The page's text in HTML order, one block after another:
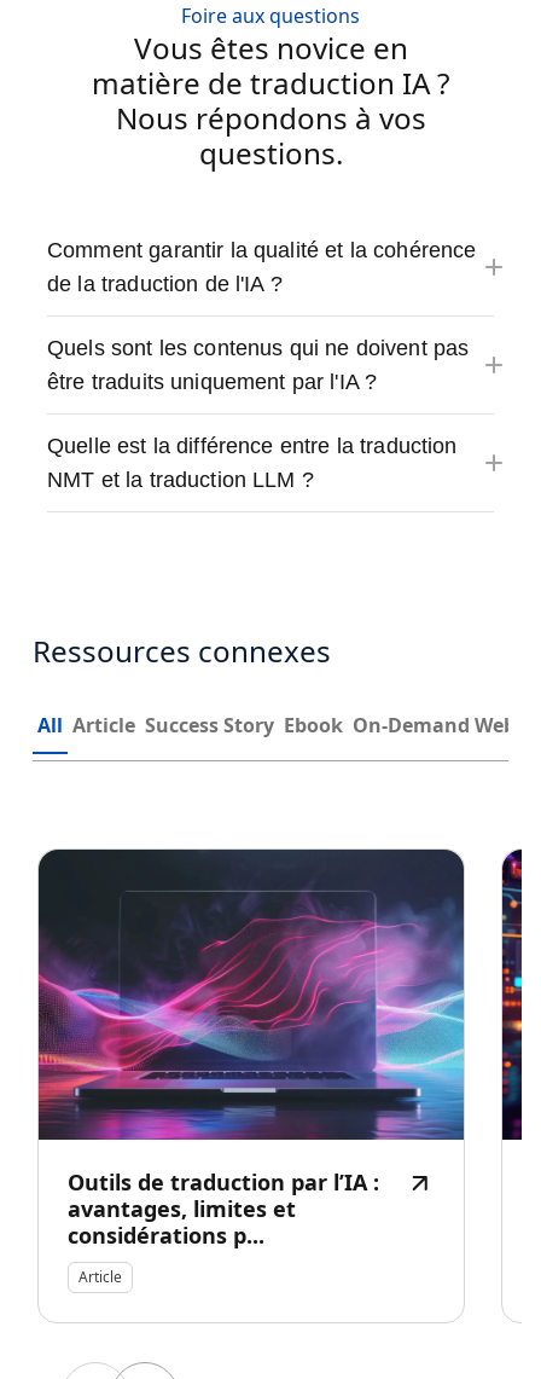
Foire aux questions
Vous êtes novice en
matière de traduction IA ?
Nous répondons à vos
questions.
Comment garantir la qualité et la cohérence
de la traduction de l'IA ?
Quels sont les contenus qui ne doivent pas
être traduits uniquement par l'IA ?
Quelle est la différence entre la traduction
NMT et la traduction LLM ?
Ressources connexes
All Article Success Story Ebook On-Demand
Outils de traduction par l’IA :
avantages, limites et
considérations p...
Article